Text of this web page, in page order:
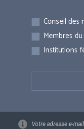
Inscriptions
Conseil des
Membres
Institutions
Votre adresse e-